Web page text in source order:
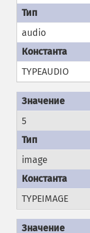
audio
TYPEAUDIO
5
image
TYPEIMAGE